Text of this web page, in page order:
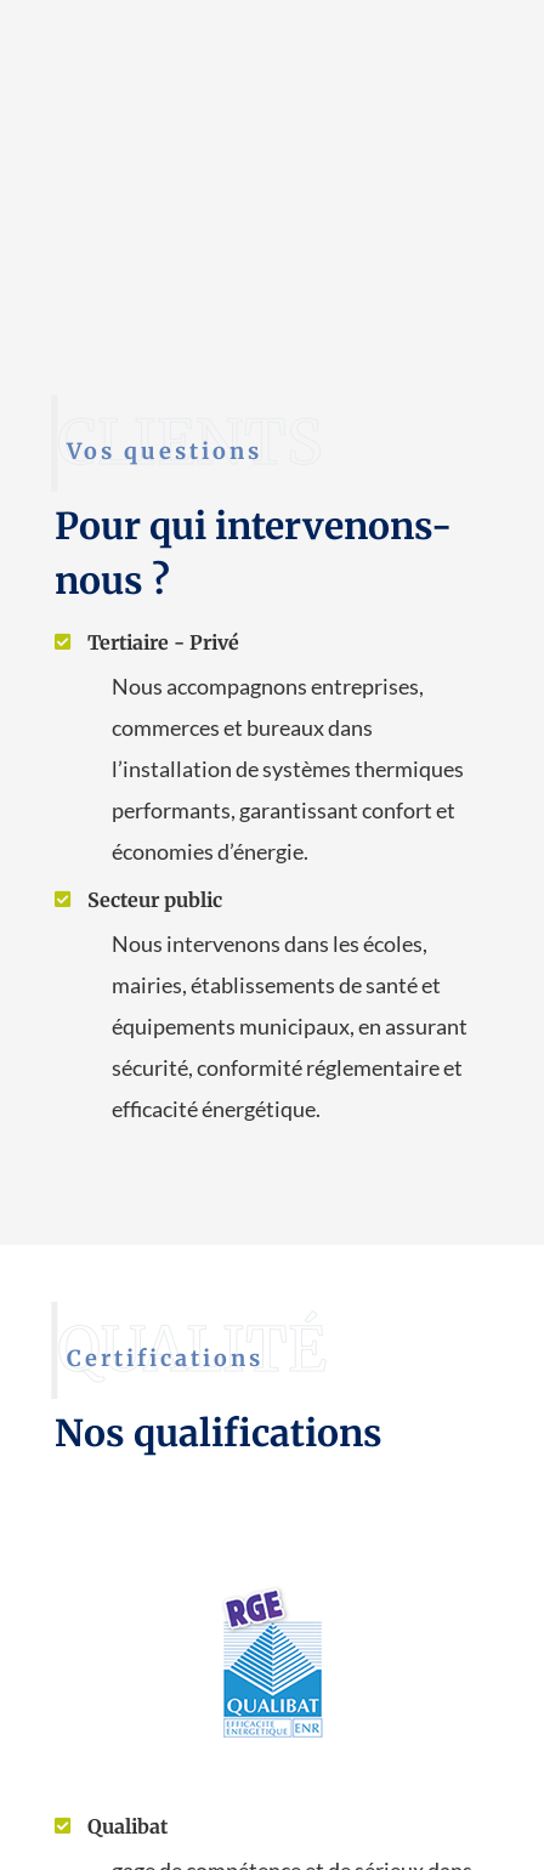
Vos questions
Pour qui intervenons-
nous ?
 Tertiaire - Privé
Nous accompagnons entreprises,
commerces et bureaux dans
l’installation de systèmes thermiques
performants, garantissant confort et
économies d’énergie.
 Secteur public
Nous intervenons dans les écoles,
mairies, établissements de santé et
équipements municipaux, en assurant
sécurité, conformité réglementaire et
efficacité énergétique.
Certifications
Nos qualifications
 Qualibat